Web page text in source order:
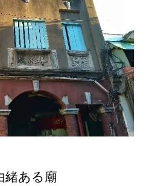
緒ある廟